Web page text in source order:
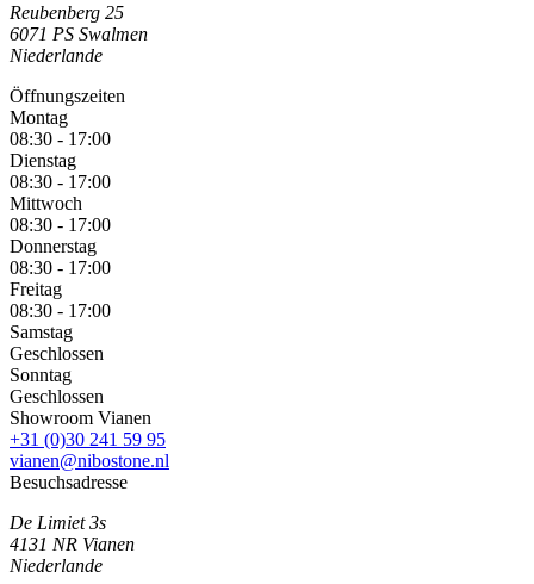
Reubenberg 25
6071 PS Swalmen
Niederlande
Öffnungszeiten
Montag
08:30 - 17:00
Dienstag
08:30 - 17:00
Mittwoch
08:30 - 17:00
Donnerstag
08:30 - 17:00
Freitag
08:30 - 17:00
Samstag
Geschlossen
Sonntag
Geschlossen
Showroom Vianen
+31 (0)30 241 59 95
vianen@nibostone.nl
Besuchsadresse
De Limiet 3s
4131 NR Vianen
Niederlande